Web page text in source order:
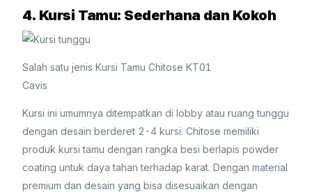
4. Kursi Tamu: Sederhana dan Kokoh
Salah satu jenis Kursi Tamu Chitose KT01
Cavis
Kursi ini umumnya ditempatkan di lobby atau ruang tunggu
dengan desain berderet 2-4 kursi. Chitose memiliki
produk kursi tamu dengan rangka besi berlapis powder
coating untuk daya tahan terhadap karat. Dengan material
premium dan desain yang bisa disesuaikan dengan